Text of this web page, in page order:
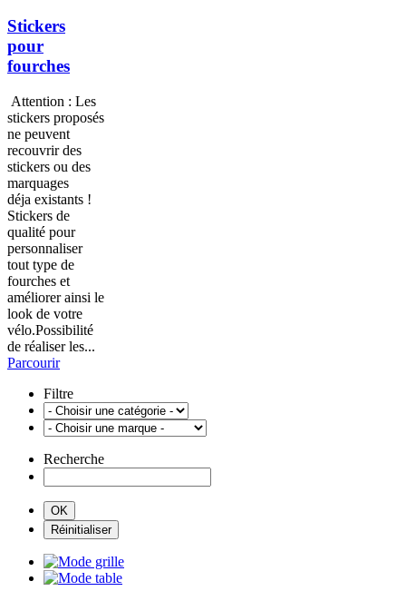
Stickers
pour
fourches
Attention : Les
stickers proposés
ne peuvent
recouvrir des
stickers ou des
marquages
déja existants !
Stickers de
qualité pour
personnaliser
tout type de
fourches et
améliorer ainsi le
look de votre
vélo.Possibilité
de réaliser les...
Parcourir
Filtre
Recherche